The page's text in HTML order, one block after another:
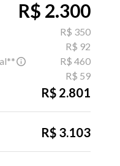
R$ 2.300
R$ 350
R$ 92
R$ 460
R$ 59
R$ 2.801
R$ 3.103